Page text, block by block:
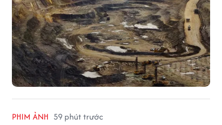
PHIM ẢNH 59 phút trước